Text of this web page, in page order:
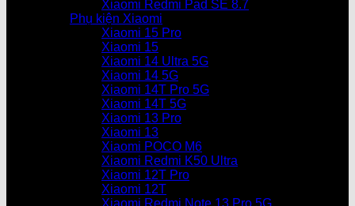
Xiaomi Redmi Pad SE 8.7
Phụ kiện Xiaomi
Xiaomi 15 Pro
Xiaomi 15
Xiaomi 14 Ultra 5G
Xiaomi 14 5G
Xiaomi 14T Pro 5G
Xiaomi 14T 5G
Xiaomi 13 Pro
Xiaomi 13
Xiaomi POCO M6
Xiaomi Redmi K50 Ultra
Xiaomi 12T Pro
Xiaomi 12T
Xiaomi Redmi Note 13 Pro 5G